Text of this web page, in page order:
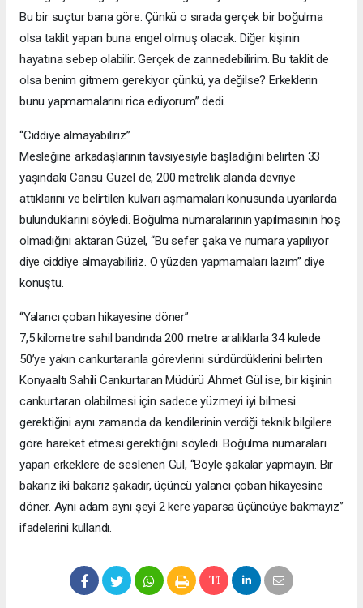
Bu bir suçtur bana göre. Çünkü o sırada gerçek bir boğulma
olsa taklit yapan buna engel olmuş olacak. Diğer kişinin
hayatına sebep olabilir. Gerçek de zannedebilirim. Bu taklit de
olsa benim gitmem gerekiyor çünkü, ya değilse? Erkeklerin
bunu yapmamalarını rica ediyorum” dedi.
“Ciddiye almayabiliriz”
Mesleğine arkadaşlarının tavsiyesiyle başladığını belirten 33
yaşındaki Cansu Güzel de, 200 metrelik alanda devriye
attıklarını ve belirtilen kulvarı aşmamaları konusunda uyarılarda
bulunduklarını söyledi. Boğulma numaralarının yapılmasının hoş
olmadığını aktaran Güzel, “Bu sefer şaka ve numara yapılıyor
diye ciddiye almayabiliriz. O yüzden yapmamaları lazım” diye
konuştu.
“Yalancı çoban hikayesine döner”
7,5 kilometre sahil bandında 200 metre aralıklarla 34 kulede
50’ye yakın cankurtaranla görevlerini sürdürdüklerini belirten
Konyaaltı Sahili Cankurtaran Müdürü Ahmet Gül ise, bir kişinin
cankurtaran olabilmesi için sadece yüzmeyi iyi bilmesi
gerektiğini aynı zamanda da kendilerinin verdiği teknik bilgilere
göre hareket etmesi gerektiğini söyledi. Boğulma numaraları
yapan erkeklere de seslenen Gül, “Böyle şakalar yapmayın. Bir
bakarız iki bakarız şakadır, üçüncü yalancı çoban hikayesine
döner. Aynı adam aynı şeyi 2 kere yaparsa üçüncüye bakmayız”
ifadelerini kullandı.